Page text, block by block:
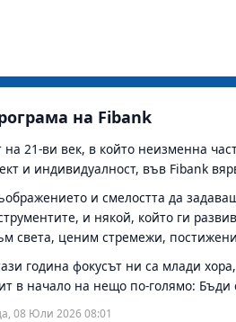
на Fibank
21-ви век, в който неизменна
и индивидуалност, във Fibank
и смелостта да
и някой, който ги
света, ценим стремежи,
година фокусът ни са млади
в начало на нещо по-голямо: Бъди
08 Юли 2026 08:01